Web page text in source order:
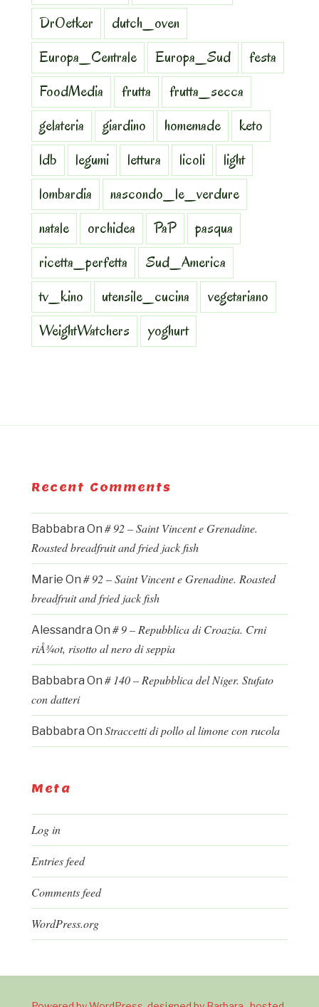
DrOetker
dutch_oven
Europa_Centrale
Europa_Sud
festa
FoodMedia
frutta
frutta_secca
gelateria
giardino homemade
keto
ldb
legumi lettura licoli
light
lombardia
nascondo_le_verdure
natale
orchidea PaP
pasqua
ricetta_perfetta
Sud_America
tv_kino
utensile_cucina
vegetariano
WeightWatchers
yoghurt
Recent Comments
Babbabra On # 92 – Saint Vincent e Grenadine.
Roasted breadfruit and fried jack fish
Marie On # 92 – Saint Vincent e Grenadine. Roasted
breadfruit and fried jack fish
Alessandra On # 9 – Repubblica di Croazia. Crni
riÅ¾ot, risotto al nero di seppia
Babbabra On # 140 – Repubblica del Niger. Stufato
con datteri
Babbabra On Straccetti di pollo al limone con rucola
Meta
Log in
Entries feed
Comments feed
WordPress.org